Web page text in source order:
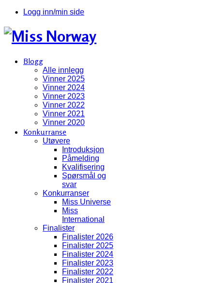
Logg inn/min side
Blogg
Alle innlegg
Vinner 2025
Vinner 2024
Vinner 2023
Vinner 2022
Vinner 2021
Vinner 2020
Konkurranse
Utøvere
Introduksjon
Påmelding
Kvalifisering
Spørsmål og
svar
Konkurranser
Miss Universe
Miss
International
Finalister
Finalister 2026
Finalister 2025
Finalister 2024
Finalister 2023
Finalister 2022
Finalister 2021